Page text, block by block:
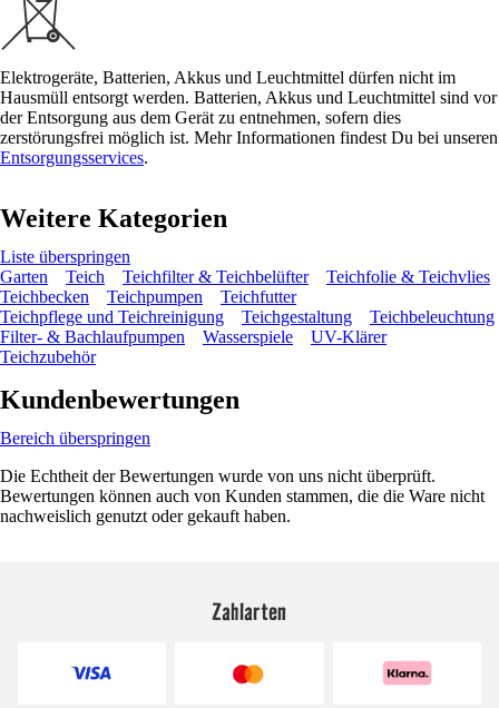
Elektrogeräte, Batterien, Akkus und Leuchtmittel dürfen nicht im
Hausmüll entsorgt werden. Batterien, Akkus und Leuchtmittel sind vor
der Entsorgung aus dem Gerät zu entnehmen, sofern dies
zerstörungsfrei möglich ist. Mehr Informationen findest Du bei unseren
Entsorgungsservices.
Weitere Kategorien
Liste überspringen
Garten
Teich Teichfilter & Teichbelüfter
Teichfolie & Teichvlies
Teichbecken
Teichpumpen
Teichfutter
Teichpflege und Teichreinigung
Teichgestaltung
Teichbeleuchtung
Filter- & Bachlaufpumpen
Wasserspiele
UV-Klärer
Teichzubehör
Kundenbewertungen
Bereich überspringen
Die Echtheit der Bewertungen wurde von uns nicht überprüft.
Bewertungen können auch von Kunden stammen, die die Ware nicht
nachweislich genutzt oder gekauft haben.
Zahlarten